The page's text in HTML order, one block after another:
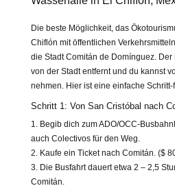
Die beste Möglichkeit, das
Chiflón mit öffentlichen
die Stadt Comitán de Domínguez.
von der Stadt entfernt und du kannst
nehmen. Hier ist eine einfache
Schritt 1: Von San Cristóbal nach
1. Begib dich zum ADO/OCC-
auch Colectivos für den Weg.
2. Kaufe ein Ticket nach Comitán. ($
3. Die Busfahrt dauert etwa 2 – 2,5
Comitán.